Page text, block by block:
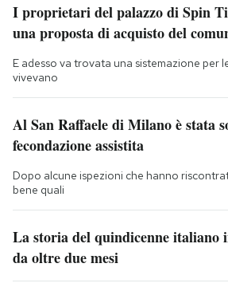
I proprietari del palazzo di Spin
una proposta di acquisto del
E adesso va trovata una sistemazione per
vivevano
Al San Raffaele di Milano è stata
fecondazione assistita
Dopo alcune ispezioni che hanno
bene quali
La storia del quindicenne italiano
da oltre due mesi